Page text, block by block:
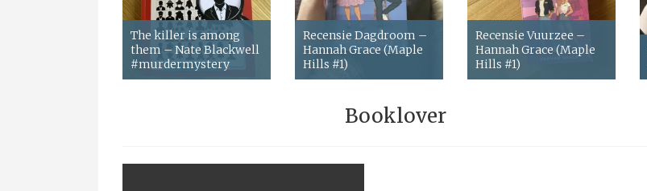
The killer is among
them – Nate Blackwell
#murdermystery
Recensie Dagdroom –
Hannah Grace (Maple
Hills #1)
Recensie Vuurzee –
Hannah Grace (Maple
Hills #1)
Booklover